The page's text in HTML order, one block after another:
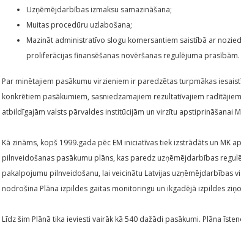
Uzņēmējdarbības izmaksu samazināšana;
Muitas procedūru uzlabošana;
Mazināt administratīvo slogu komersantiem saistībā ar
proliferācijas finansēšanas novēršanas regulējuma prasībām.
Par minētajiem pasākumu virzieniem ir paredzētas turpmākas
konkrētiem pasākumiem, sasniedzamajiem rezultatīvajiem
atbildīgajām valsts pārvaldes institūcijām un virzītu apstiprināšanai
Kā zināms, kopš 1999.gada pēc EM iniciatīvas tiek izstrādāts un MK
pilnveidošanas pasākumu plāns, kas paredz uzņēmējdarbības
pakalpojumu pilnveidošanu, lai veicinātu Latvijas uzņēmējdarbības
nodrošina Plāna izpildes gaitas monitoringu un ikgadējā izpildes
Līdz šim Plānā tika ieviesti vairāk kā 540 dažādi pasākumi. Plāna